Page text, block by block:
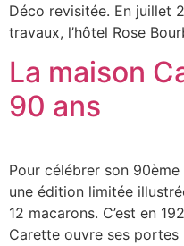
Déco revisitée. En juillet
travaux, l’hôtel Rose
La maison
90 ans
Pour célébrer son
une édition limitée
12 macarons. C’est en
Carette ouvre ses portes